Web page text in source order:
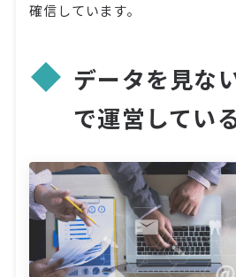
確信しています。
データを見な
で運営してい